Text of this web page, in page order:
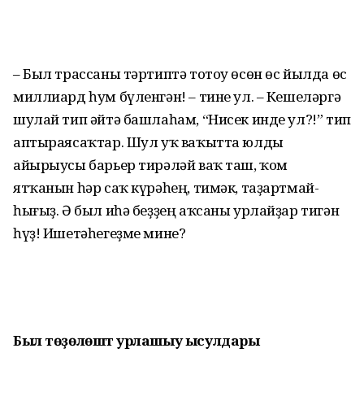
– Был трассаны тәртиптә тотоу өсөн өс йылда өс
миллиард һум бүленгән! – тине ул. – Кешеләргә
шулай тип әйтә башлаһам, “Нисек инде ул?!” тип
аптыраясаҡтар. Шул уҡ ваҡытта юлды
айырыусы барьер тирәләй ваҡ таш, ҡом
ятҡанын һәр саҡ күрәһең, тимәк, таҙартмай­
һығыҙ. Ә был иһә беҙҙең аҡсаны урлайҙар тигән
һүҙ! Ишетәһегеҙме мине?
Был төҙөлөштә урлашыу ысулдары